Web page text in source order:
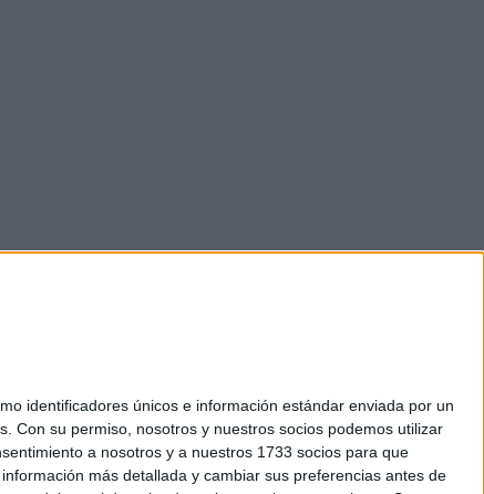
identificadores únicos e información estándar enviada por un
Con su permiso, nosotros y nuestros socios podemos utilizar
a nosotros y a nuestros 1733 socios para que
más detallada y cambiar sus preferencias antes de